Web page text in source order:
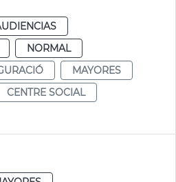
NORMAL
MAYORES
CENTRE SOCIAL